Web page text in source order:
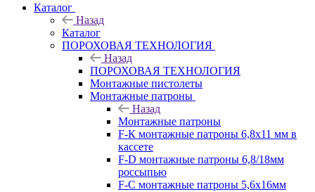
Каталог
Назад
Каталог
ПОРОХОВАЯ ТЕХНОЛОГИЯ
Назад
ПОРОХОВАЯ ТЕХНОЛОГИЯ
Монтажные пистолеты
Монтажные патроны
Назад
Монтажные патроны
F-К монтажные патроны 6,8х11 мм в
кассете
F-D монтажные патроны 6,8/18мм
россыпью
F-C монтажные патроны 5,6х16мм